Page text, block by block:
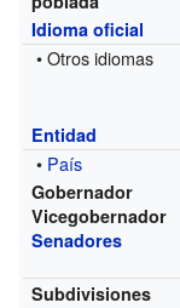
Idioma oficial
• Otros idiomas
Entidad
• País
Gobernador
Vicegobernador
Senadores
Subdivisiones